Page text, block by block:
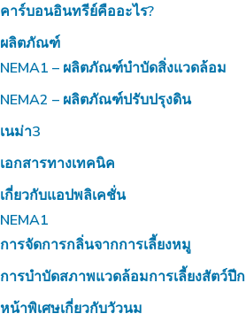
คาร์บอนอินทรีย์คืออะไร?
ผลิตภัณฑ์
NEMA1 – ผลิตภัณฑ์บำบัดสิ่งแวดล้อม
NEMA2 – ผลิตภัณฑ์ปรับปรุงดิน
เนม่า3
เอกสารทางเทคนิค
เกี่ยวกับแอปพลิเคชั่น
NEMA1
การจัดการกลิ่นจากการเลี้ยงหมู
การบำบัดสภาพแวดล้อมการเลี้ยงสัตว์ปีก
หน้าพิเศษเกี่ยวกับวัวนม